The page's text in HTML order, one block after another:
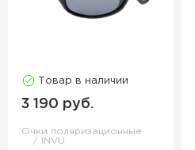
Товар в наличии
3 190 руб.
Очки поляризационные
INVU